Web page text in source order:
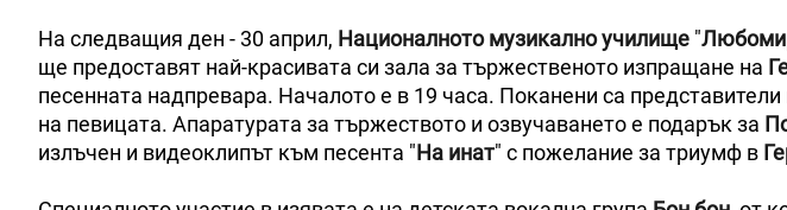
На следващия ден - 30 април, Националното музикално училище "
ще предоставят най-красивата си зала за тържественото изпращане на
песенната надпревара. Началото е в 19 часа. Поканени са
на певицата. Апаратурата за тържеството и озвучаването е подарък за
излъчен и видеоклипът към песента "На инат" с пожелание за триумф в